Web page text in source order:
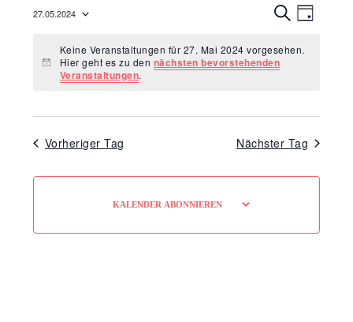
und
C
T
27.05.2024
wählen.
Hinweis
Keine Veranstaltungen für 27. Mai 2024 vorgesehen.
Hier geht es zu den nächsten bevorstehenden
Veranstaltungen.
Vorheriger Tag Nächster Tag
KALENDER ABONNIEREN